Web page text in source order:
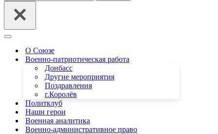
Меню
навигацииО Союзе
Военно-патриотическая работа
Донбасс
Другие мероприятия
Поздравления
г.Королёв
Политклуб
Наши герои
Военная аналитика
Военно-административное право